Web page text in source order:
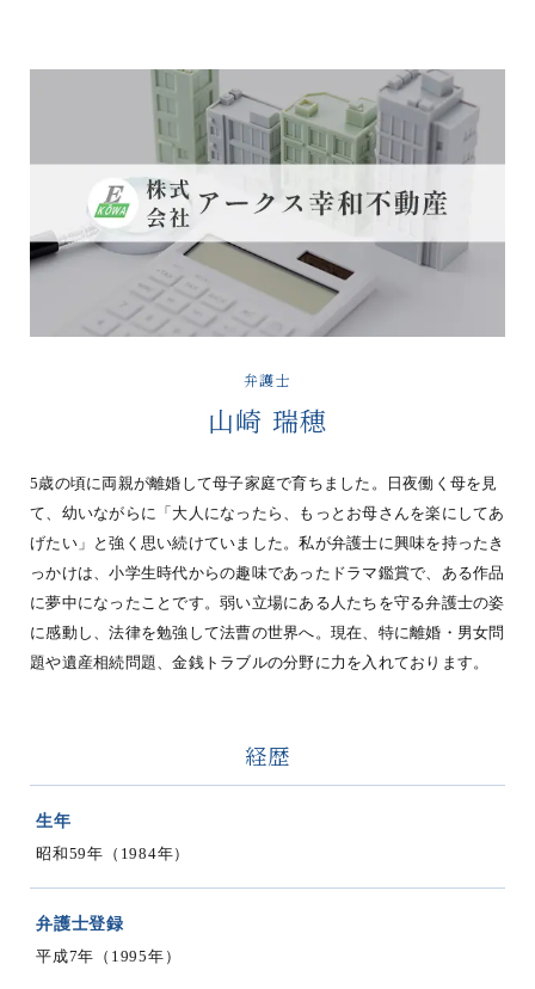
弁護士
山崎 瑞穂
5歳の頃に両親が離婚して母子家庭で育ちました。日夜働く母を見
て、幼いながらに「大人になったら、もっとお母さんを楽にしてあ
げたい」と強く思い続けていました。私が弁護士に興味を持ったき
っかけは、小学生時代からの趣味であったドラマ鑑賞で、ある作品
に夢中になったことです。弱い立場にある人たちを守る弁護士の姿
に感動し、法律を勉強して法曹の世界へ。現在、特に離婚・男女問
題や遺産相続問題、金銭トラブルの分野に力を入れております。
経歴
生年
昭和59年（1984年）
弁護士登録
平成7年（1995年）